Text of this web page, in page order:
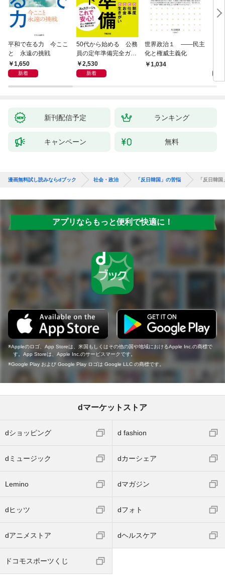
平和で在る力 今ここ
と 永遠の挑戦
1,650
新着
50代から始める 公務
員の定年準備完全ガイ
ド2,530
新着
世界政治１ ――民主
化と権威主義化
1,034
新刊配信予定 ランキング
キャンペーン 無料
漫画無料試し読みならdブック 社会・政治 「反日韓国」の苦悩 「反日韓
アプリならもっと便利で快適に！
Appleのロゴ、App Storeは、米国もしくはその他の国や地域におけるApple Inc.の商標で
す。App Storeは、Apple Inc.のサービスマークです。
Google Play および Google Play ロゴは Google LLC の商標です。
dマーケットストア
dショッピング d fashion
dミュージック dカーシェア
Lemino dマガジン
dヒッツ dフォト
dアニメストア dヘルスケア
ドコモスポーツくじ